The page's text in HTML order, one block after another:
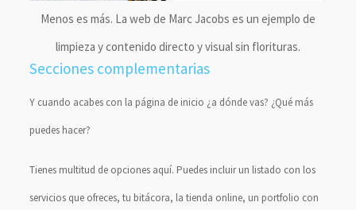
Menos es más. La web de Marc Jacobs es un ejemplo de
limpieza y contenido directo y visual sin florituras.
Secciones complementarias
Y cuando acabes con la página de inicio ¿a dónde vas? ¿Qué más
puedes hacer?
Tienes multitud de opciones aquí. Puedes incluir un listado con los
servicios que ofreces, tu bitácora, la tienda online, un portfolio con